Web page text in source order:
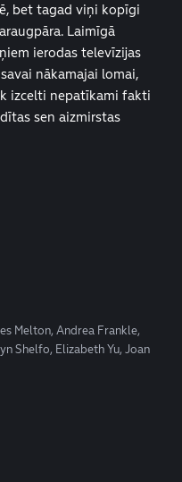
bet tagad viņi kopīgi
Laimīgā
ierodas televīzijas
nākamajai lomai,
izcelti nepatīkami fakti
sen aizmirstas
Melton, Andrea Frankle,
Shelfo, Elizabeth Yu, Joan